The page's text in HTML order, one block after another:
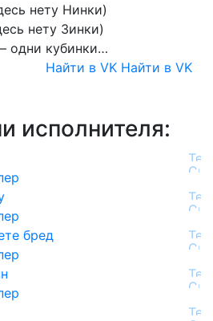
нету Нинки)
нету Зинки)
одни кубинки…
Найти в VK Найти в VK
исполнителя:
бред